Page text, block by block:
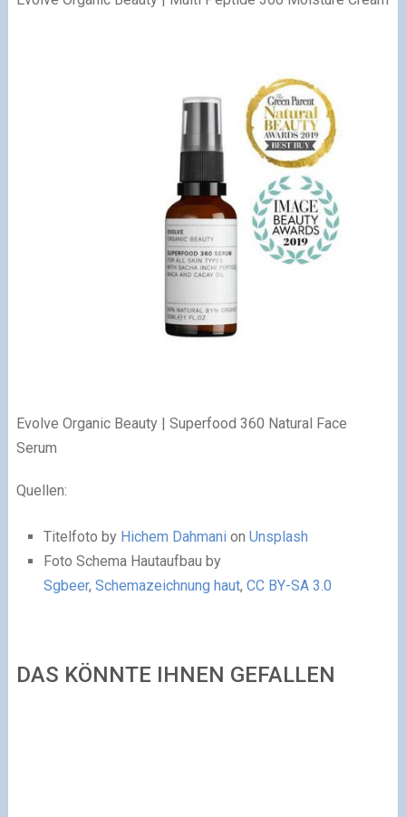
Evolve Organic Beauty | Superfood 360 Natural Face
Serum
Quellen:
Titelfoto by Hichem Dahmanion Unsplash
Foto Schema Hautaufbau by
Sgbeer, Schemazeichnung haut, CC BY-SA 3.0
DAS KÖNNTE IHNEN GEFALLEN